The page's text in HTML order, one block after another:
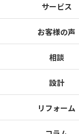
サービス
お客様の声
相談
設計
リフォーム